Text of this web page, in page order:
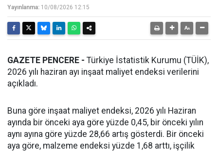
Yayınlanma: 10/08/2026 12:15
GAZETE PENCERE - Türkiye İstatistik Kurumu (TÜİK),
2026 yılı haziran ayı inşaat maliyet endeksi verilerini
açıkladı.
Buna göre inşaat maliyet endeksi, 2026 yılı Haziran
ayında bir önceki aya göre yüzde 0,45, bir önceki yılın
aynı ayına göre yüzde 28,66 artış gösterdi. Bir önceki
aya göre, malzeme endeksi yüzde 1,68 arttı, işçilik